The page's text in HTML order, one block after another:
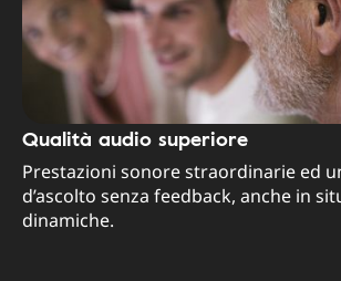
Qualità audio superiore
Prestazioni sonore straordinarie ed
d’ascolto senza feedback, anche in
dinamiche.